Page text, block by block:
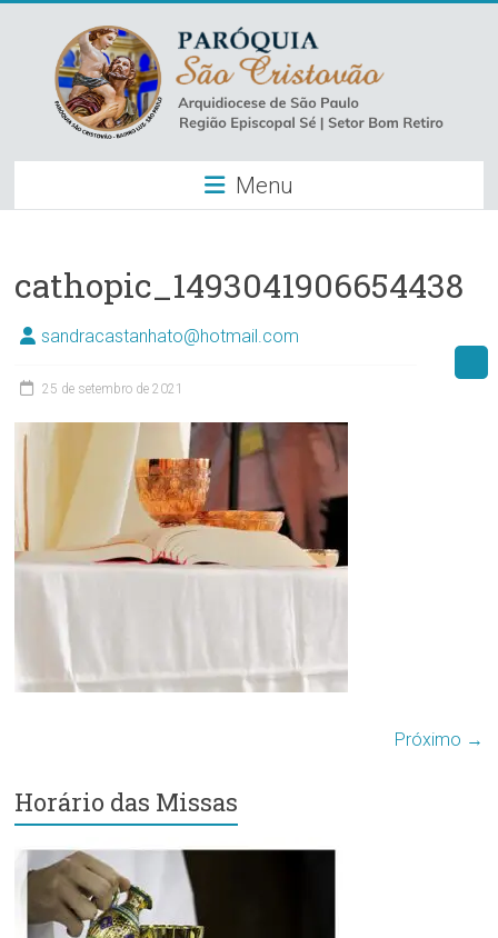
content
Paróquia
São
–
Luz
de
São
Paulo
Região
Episcopal
Sé
Menu
cathopic_1493041906654438
sandracastanhato@hotmail.com
25 de setembro de 2021
Próximo →
Horário das Missas